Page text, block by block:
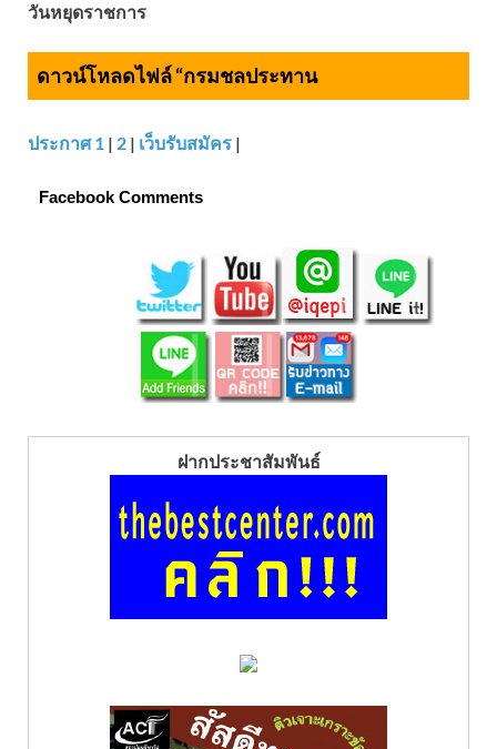
วันหยุดราชการ
ดาวน์โหลดไฟล์ “กรมชลประทาน
ประกาศ 1 | 2 | เว็บรับสมัคร |
Facebook Comments
ฝากประชาสัมพันธ์